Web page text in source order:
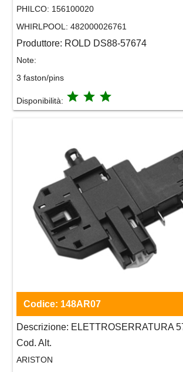
PHILCO: 156100020
WHIRLPOOL: 482000026761
Produttore: ROLD DS88-57674
Note:
3 faston/pins
Disponibilità: grade grade grade
Codice: 148AR07
Descrizione: ELETTROSERRATURA
Cod. Alt.
ARISTON